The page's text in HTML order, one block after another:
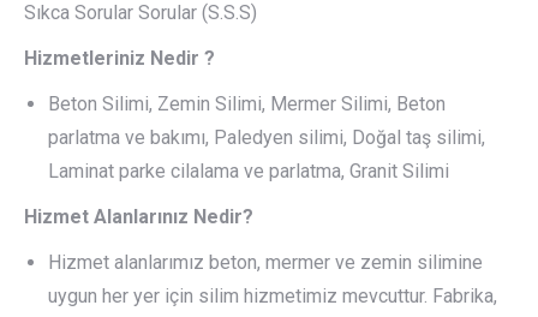
Sıkca Sorular Sorular (S.S.S)
Hizmetleriniz Nedir ?
Beton Silimi, Zemin Silimi, Mermer Silimi, Beton
parlatma ve bakımı, Paledyen silimi, Doğal taş silimi,
Laminat parke cilalama ve parlatma, Granit Silimi
Hizmet Alanlarınız Nedir?
Hizmet alanlarımız beton, mermer ve zemin silimine
uygun her yer için silim hizmetimiz mevcuttur. Fabrika,